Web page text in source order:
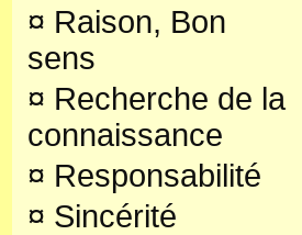
¤ Raison, Bon
sens
¤ Recherche de la
connaissance
¤ Responsabilité
¤ Sincérité